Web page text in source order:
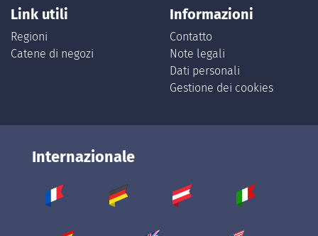
Link utili
Regioni
Catene di negozi
Informazioni
Contatto
Note legali
Dati personali
Gestione dei cookies
Internazionale